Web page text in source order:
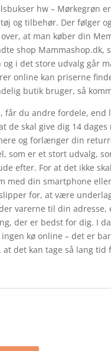
hw – Mørkegrøn
og tilbehør. Der følger
at man køber din
shop Mammashop.dk,
i det store udvalg går
online kan priserne
butik bruger, så
får du andre fordele, end
de skal give dig 14
og forlænger din
som er et stort udvalg,
efter. For at det ikke
med din smartphone
for, at være
varerne til din
der er bedst for dig. I
kø online – det er
det kan tage så lang